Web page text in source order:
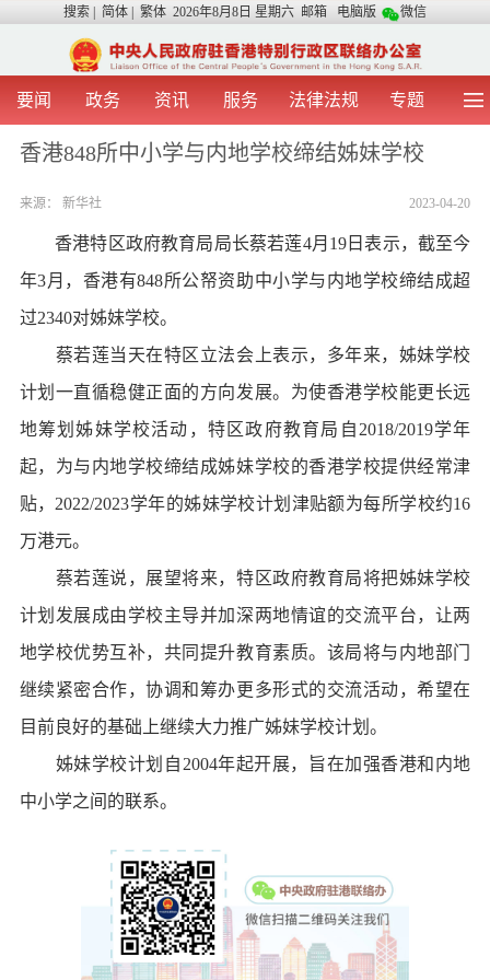
搜索 简体 繁体 2026年8月8日 星期六 邮箱 电脑版 微信
要闻 政务 资讯 服务 法律法规 专题
首 页 图 片 视 频 中央声音
涉台事务 媒体言论
办证指引
香港848所中小学与内地学校缔结姊妹学校
2023-04-20
来源： 新华社
香港特区政府教育局局长蔡若莲4月19日表示，截至今
年3月，香港有848所公帑资助中小学与内地学校缔结成超
过2340对姊妹学校。
蔡若莲当天在特区立法会上表示，多年来，姊妹学校
计划一直循稳健正面的方向发展。为使香港学校能更长远
地筹划姊妹学校活动，特区政府教育局自2018/2019学年
起，为与内地学校缔结成姊妹学校的香港学校提供经常津
贴，2022/2023学年的姊妹学校计划津贴额为每所学校约16
万港元。
蔡若莲说，展望将来，特区政府教育局将把姊妹学校
计划发展成由学校主导并加深两地情谊的交流平台，让两
地学校优势互补，共同提升教育素质。该局将与内地部门
继续紧密合作，协调和筹办更多形式的交流活动，希望在
目前良好的基础上继续大力推广姊妹学校计划。
姊妹学校计划自2004年起开展，旨在加强香港和内地
中小学之间的联系。